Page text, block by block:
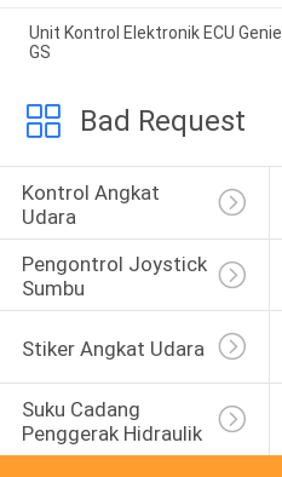
Unit Kontrol Elektronik ECU Genie
GS
Bad Request
Kontrol Angkat
Udara
Pengontrol Joystick
Sumbu
Stiker Angkat Udara
Suku Cadang
Penggerak Hidraulik